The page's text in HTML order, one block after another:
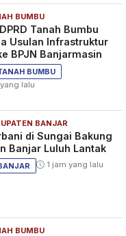
BUMBU
Tanah Bumbu
Usulan Infrastruktur
BPJN Banjarmasin
BUMBU
lalu
BANJAR
di Sungai Bakung
Banjar Luluh Lantak
1 jam yang lalu
BUMBU